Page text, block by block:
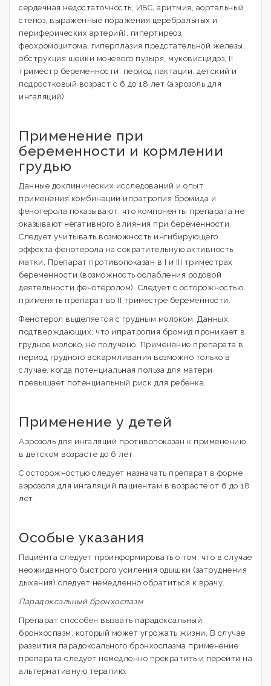
сердечная недостаточность, ИБС, аритмия, аортальный
стеноз, выраженные поражения церебральных и
периферических артерий), гипертиреоз,
феохромоцитома, гиперплазия предстательной железы,
обструкция шейки мочевого пузыря, муковисцидоз, II
триместр беременности, период лактации, детский и
подростковый возраст с 6 до 18 лет (аэрозоль для
ингаляций).
Применение при
беременности и кормлении
грудью
Данные доклинических исследований и опыт
применения комбинации ипратропия бромида и
фенотерола показывают, что компоненты препарата не
оказывают негативного влияния при беременности.
Следует учитывать возможность ингибирующего
эффекта фенотерола на сократительную активность
матки. Препарат противопоказан в I и III триместрах
беременности (возможность ослабления родовой
деятельности фенотеролом). Следует с осторожностью
применять препарат во II триместре беременности.
Фенотерол выделяется с грудным молоком. Данных,
подтверждающих, что ипратропия бромид проникает в
грудное молоко, не получено. Применение препарата в
период грудного вскармливания возможно только в
случае, когда потенциальная польза для матери
превышает потенциальный риск для ребенка.
Применение у детей
Аэрозоль для ингаляций противопоказан к применению
в детском возрасте до 6 лет.
С осторожностью следует назначать препарат в форме
аэрозоля для ингаляций пациентам в возрасте от 6 до 18
лет.
Особые указания
Пациента следует проинформировать о том, что в случае
неожиданного быстрого усиления одышки (затруднения
дыхания) следует немедленно обратиться к врачу.
Парадоксальный бронхоспазм
Препарат способен вызвать парадоксальный
бронхоспазм, который может угрожать жизни. В случае
развития парадоксального бронхоспазма применение
препарата следует немедленно прекратить и перейти на
альтернативную терапию.